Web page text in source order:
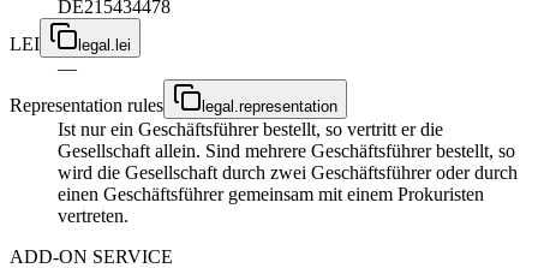
DE215434478
LEI
legal.lei
—
Representation rules
legal.representation
Ist nur ein Geschäftsführer bestellt, so vertritt er die
Gesellschaft allein. Sind mehrere Geschäftsführer bestellt, so
wird die Gesellschaft durch zwei Geschäftsführer oder durch
einen Geschäftsführer gemeinsam mit einem Prokuristen
vertreten.
ADD-ON SERVICE